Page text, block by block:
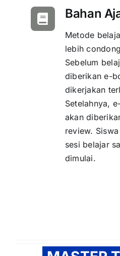
Bahan
Metode
lebih
Sebelum
diberikan e-
dikerjakan
Setelahnya,
akan
review.
sesi belajar
dimulai.